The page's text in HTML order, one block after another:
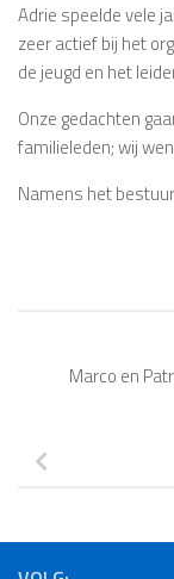
Adrie speelde vele
zeer actief bij het
de jeugd en het
Onze gedachten
familieleden; wij
Namens het
Marco en